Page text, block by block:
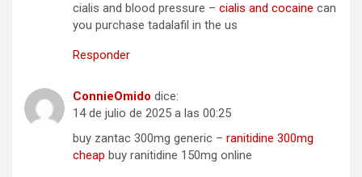
cialis and blood pressure – cialis and cocaine can
you purchase tadalafil in the us
Responder
ConnieOmido dice:
14 de julio de 2025 a las 00:25
buy zantac 300mg generic – ranitidine 300mg
cheap buy ranitidine 150mg online